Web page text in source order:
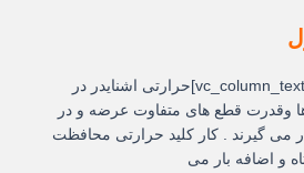
[vc_row][vc_column][vc_column_text]حرارتی اشنایدر در
قطع های متفاوت عرضه و در
گیرند . کار کلید حرارتی محافظت
اضافه بار می